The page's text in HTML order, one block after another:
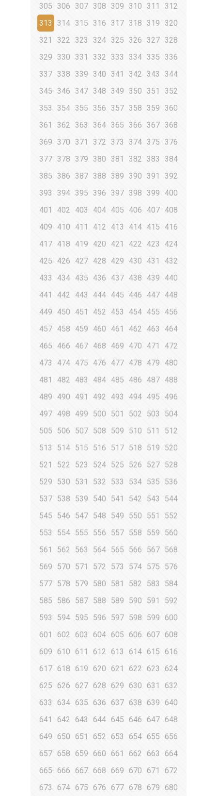
305 306 307 308 309 310 311
312
313
314 315 316 317 318 319
320
321
322 323 324 325 326 327 328
329
330 331 332 333 334 335
336
337 338 339 340 341 342 343
344
345
346 347 348 349 350 351
352
353
354 355 356 357 358 359 360
361
362 363 364 365 366 367 368
369
370 371 372 373 374 375 376
377 378 379 380 381 382 383
384
385
386 387 388 389 390 391
392
393
394 395 396 397 398 399
400
401
402 403 404 405 406 407 408
409
410 411 412 413 414 415
416
417 418 419 420 421 422 423
424
425
426 427 428 429 430 431
432
433
434 435 436 437 438 439
440
441
442 443 444 445 446 447 448
449
450 451 452 453 454 455
456
457 458 459 460 461 462 463
464
465
466 467 468 469 470 471
472
473
474 475 476 477 478 479
480
481
482 483 484 485 486 487 488
489
490 491 492 493 494 495
496
497 498 499 500 501 502 503
504
505
506 507 508 509 510 511
512
513
514 515 516 517 518 519
520
521
522 523 524 525 526 527 528
529
530 531 532 533 534 535
536
537 538 539 540 541 542 543
544
545
546 547 548 549 550 551
552
553
554 555 556 557 558 559
560
561
562 563 564 565 566 567 568
569
570 571 572 573 574 575
576
577 578 579 580 581 582 583
584
585
586 587 588 589 590 591
592
593
594 595 596 597 598 599
600
601
602 603 604 605 606 607 608
609
610 611 612 613 614 615
616
617 618 619 620 621 622 623
624
625
626 627 628 629 630 631
632
633
634 635 636 637 638 639 640
641
642 643 644 645 646 647 648
649
650 651 652 653 654 655 656
657 658 659 660 661 662 663
664
665
666 667 668 669 670 671
672
673
674 675 676 677 678 679
680